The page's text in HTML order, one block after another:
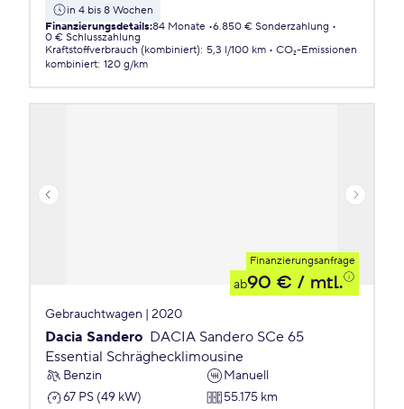
in 4 bis 8 Wochen
Finanzierungsdetails:84 Monate 6.850 € Sonderzahlung
0 € Schlusszahlung
Kraftstoffverbrauch (kombiniert): 5,3 l/100 km
CO₂-Emissionen
kombiniert: 120 g/km
Finanzierungsanfrage
ab90 € / mtl.
Gebrauchtwagen | 2020
Dacia Sandero DACIA Sandero SCe 65
Essential Schräghecklimousine
Benzin
Manuell
67 PS (49 kW)
55.175 km